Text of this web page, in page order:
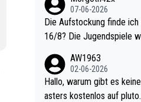
07-06-2026
Die Aufstockung finde
16/8? Die Jugendspiele waren letztes Jahr durchaus sehr kur
l. Allerdings ist Mitchell Lawrie als Nummer 1 der Welt eh quali
fiziert. Somit ändert die
eisters erstmal nichts. Ich denke sie wollen damit für nächste
AW1963
02-06-2026
Hallo, warum gibt es keinen Hinweis, dass die Nordic Darts M
asters kostenlos auf